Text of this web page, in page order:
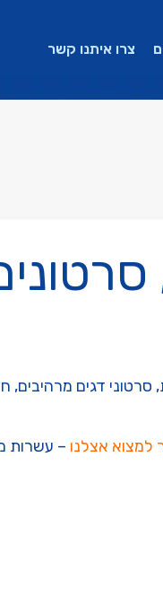
צרו איתנו קשר
סרטוני דגים
למצוא אצלנו – עשרות